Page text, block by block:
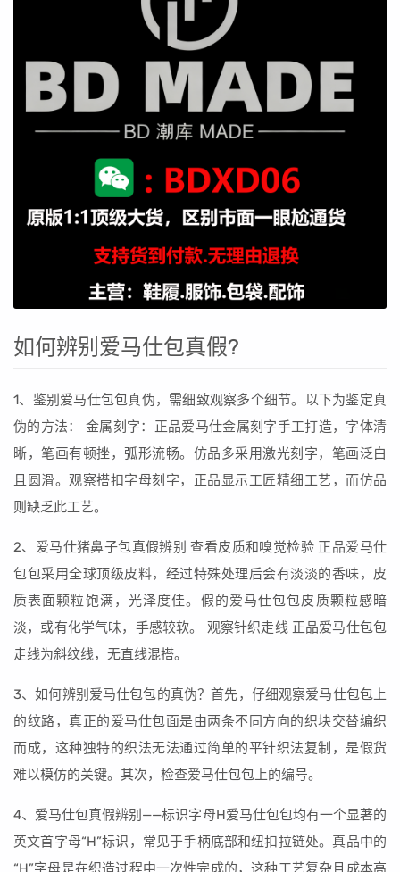
如何辨别爱马仕包真假?
1、鉴别爱马仕包包真伪，需细致观察多个细节。以下为鉴定真
伪的方法： 金属刻字：正品爱马仕金属刻字手工打造，字体清
晰，笔画有顿挫，弧形流畅。仿品多采用激光刻字，笔画泛白
且圆滑。观察搭扣字母刻字，正品显示工匠精细工艺，而仿品
则缺乏此工艺。
2、爱马仕猪鼻子包真假辨别 查看皮质和嗅觉检验 正品爱马仕
包包采用全球顶级皮料，经过特殊处理后会有淡淡的香味，皮
质表面颗粒饱满，光泽度佳。假的爱马仕包包皮质颗粒感暗
淡，或有化学气味，手感较软。 观察针织走线 正品爱马仕包包
走线为斜纹线，无直线混搭。
3、如何辨别爱马仕包包的真伪？首先，仔细观察爱马仕包包上
的纹路，真正的爱马仕包面是由两条不同方向的织块交替编织
而成，这种独特的织法无法通过简单的平针织法复制，是假货
难以模仿的关键。其次，检查爱马仕包包上的编号。
4、爱马仕包真假辨别——标识字母H爱马仕包包均有一个显著的
英文首字母“H”标识，常见于手柄底部和纽扣拉链处。真品中的
“H”字母是在织造过程中一次性完成的，这种工艺复杂且成本高